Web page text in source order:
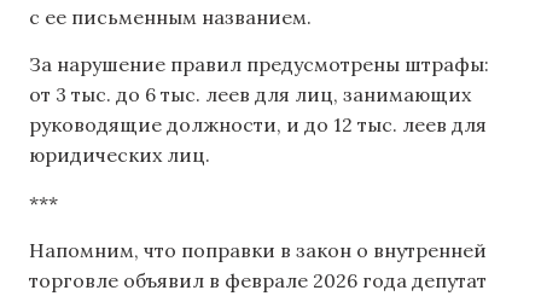
с ее письменным названием.
За нарушение правил предусмотрены штрафы:
от 3 тыс. до 6 тыс. леев для лиц, занимающих
руководящие должности, и до 12 тыс. леев для
юридических лиц.
***
Напомним, что поправки в закон о внутренней
торговле объявил ​​в феврале 2026 года депутат